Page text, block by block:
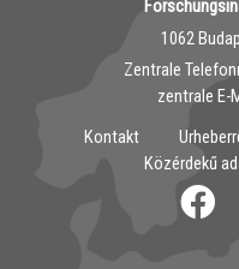
1062
Zentrale
zentrale E-
Kontakt
Közérdekű